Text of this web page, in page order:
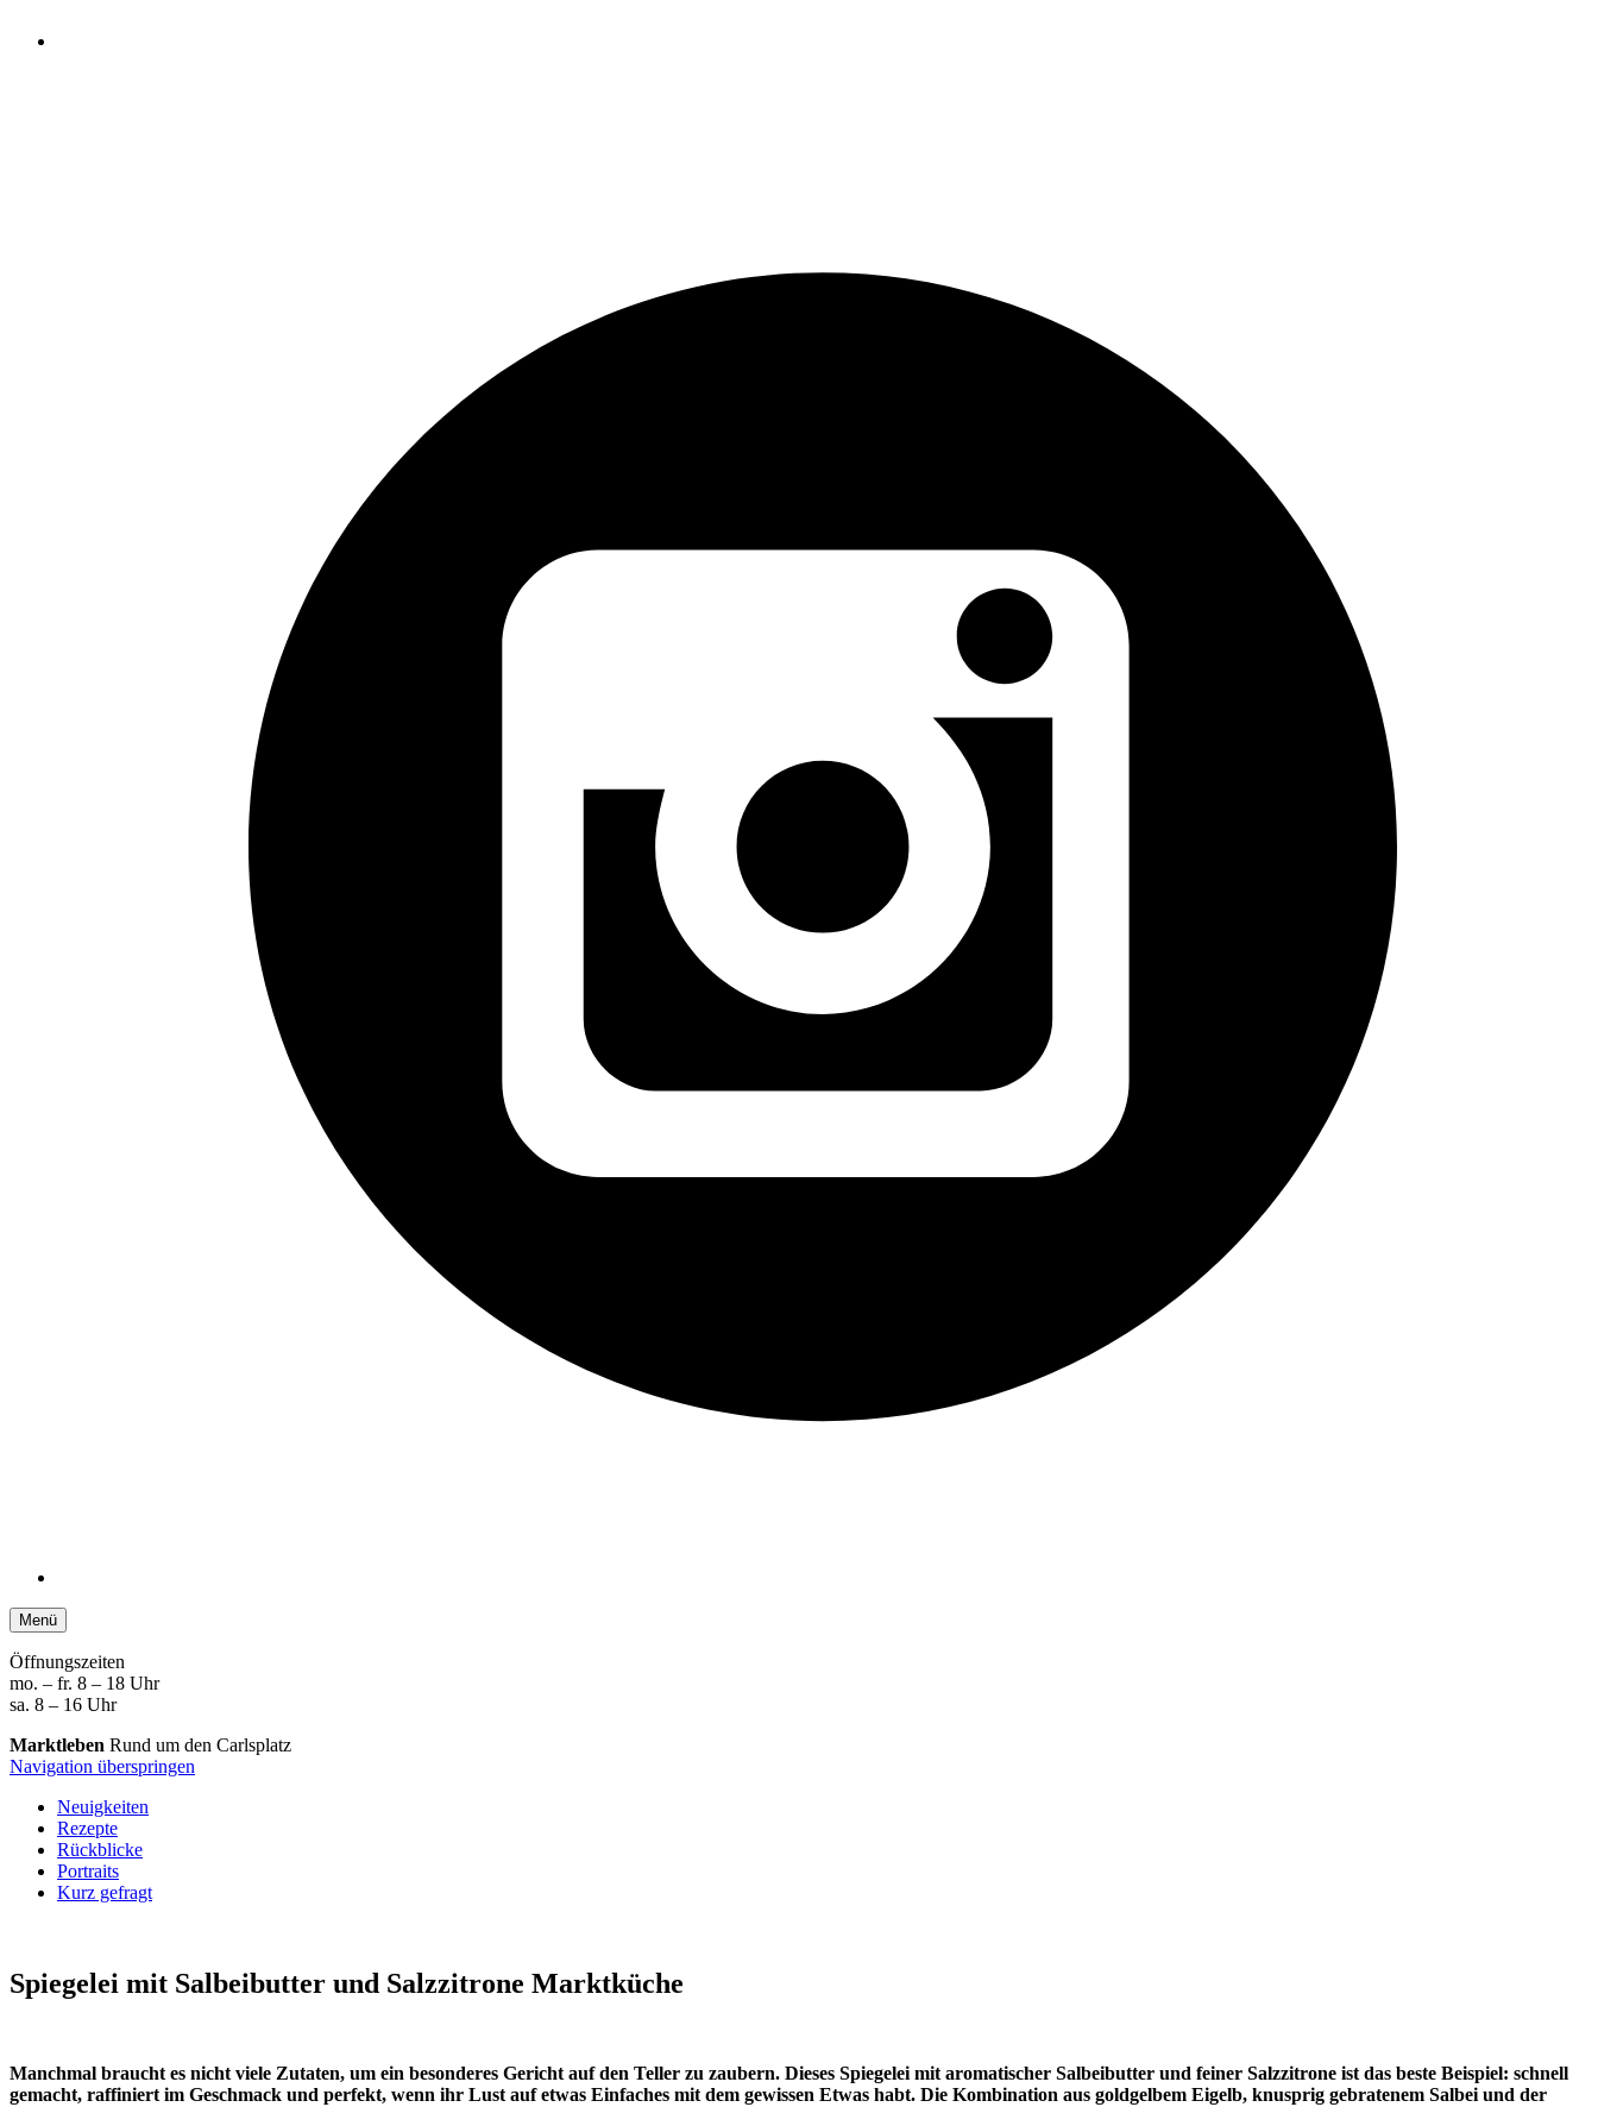
Menü
Öffnungszeiten
mo. – fr. 8 – 18 Uhr
sa. 8 – 16 Uhr
Marktleben Rund um den Carlsplatz
Navigation überspringen
Neuigkeiten
Rezepte
Rückblicke
Portraits
Kurz gefragt
Spiegelei mit Salbeibutter und Salzzitrone Marktküche
Manchmal braucht es nicht viele Zutaten, um ein besonderes Gericht auf den Teller zu zaubern. Dieses Spiegelei mit aromatischer Salbeibutter und feiner Salzzitrone ist das beste Beispiel: schnell
gemacht, raffiniert im Geschmack und perfekt, wenn ihr Lust auf etwas Einfaches mit dem gewissen Etwas habt. Die Kombination aus goldgelbem Eigelb, knusprig gebratenem Salbei und der